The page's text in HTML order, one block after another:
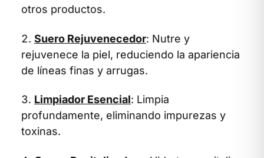
otros productos.
Suero Rejuvenecedor: Nutre y
rejuvenece la piel, reduciendo la apariencia
de líneas finas y arrugas.
Limpiador Esencial: Limpia
profundamente, eliminando impurezas y
toxinas.